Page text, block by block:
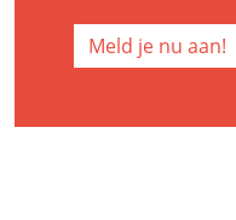
Meld je nu aan!